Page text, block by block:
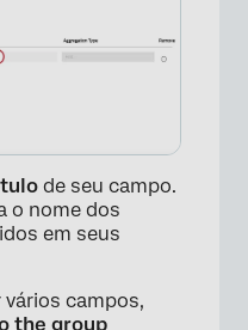
de seu campo.
o nome dos
em seus
vários campos,
the group